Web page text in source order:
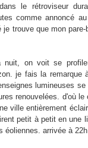
le rétroviseur
comme annoncé
trouve que mon
on voit se
je fais la remarque
lumineuses
renouvelées. d'où le
ville entièrement
petit à petit en une
éoliennes. arrivée à